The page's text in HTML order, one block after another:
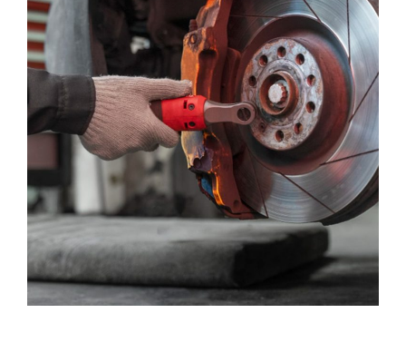
Extensive Cleaning
MAINTENANCE